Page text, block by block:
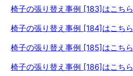
椅子の張り替え事例 [183]はこちら
椅子の張り替え事例 [184]はこちら
椅子の張り替え事例 [185]はこちら
椅子の張り替え事例 [186]はこちら